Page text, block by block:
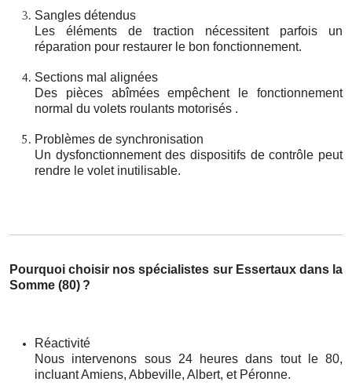
Sangles détendus
Les éléments de traction nécessitent parfois un
réparation pour restaurer le bon fonctionnement.
Sections mal alignées
Des pièces abîmées empêchent le fonctionnement
normal du volets roulants motorisés .
Problèmes de synchronisation
Un dysfonctionnement des dispositifs de contrôle peut
rendre le volet inutilisable.
Pourquoi choisir nos spécialistes sur Essertaux dans la
Somme (80) ?
Réactivité
Nous intervenons sous 24 heures dans tout le 80,
incluant Amiens, Abbeville, Albert, et Péronne.